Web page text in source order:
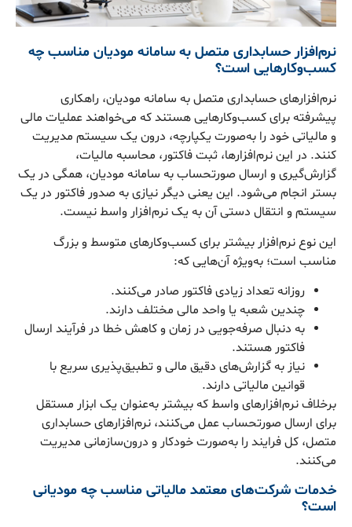
نرم‌افزار حسابداری متصل به سامانه مودیان مناسب چه
کسب‌وکارهایی است؟
نرم‌افزارهای حسابداری متصل به سامانه مودیان، راهکاری
پیشرفته برای کسب‌وکارهایی هستند که می‌خواهند عملیات مالی
و مالیاتی خود را به‌صورت یکپارچه، درون یک سیستم مدیریت
کنند. در این نرم‌افزارها، ثبت فاکتور، محاسبه مالیات،
گزارش‌گیری و ارسال صورتحساب به سامانه مودیان، همگی در یک
بستر انجام می‌شود. این یعنی دیگر نیازی به صدور فاکتور در یک
سیستم و انتقال دستی آن به یک نرم‌افزار واسط نیست.
این نوع نرم‌افزار بیشتر برای کسب‌وکارهای متوسط و بزرگ
مناسب است؛ به‌ویژه آن‌هایی که:
روزانه تعداد زیادی فاکتور صادر می‌کنند.
چندین شعبه یا واحد مالی مختلف دارند.
به دنبال صرفه‌جویی در زمان و کاهش خطا در فرآیند ارسال
فاکتور هستند.
نیاز به گزارش‌های دقیق مالی و تطبیق‌پذیری سریع با
قوانین مالیاتی دارند.
برخلاف نرم‌افزارهای واسط که بیشتر به‌عنوان یک ابزار مستقل
برای ارسال صورتحساب عمل می‌کنند، نرم‌افزارهای حسابداری
متصل، کل فرایند را به‌صورت خودکار و درون‌سازمانی مدیریت
می‌کنند.
خدمات شرکت‌های معتمد مالیاتی مناسب چه مودیانی
است؟